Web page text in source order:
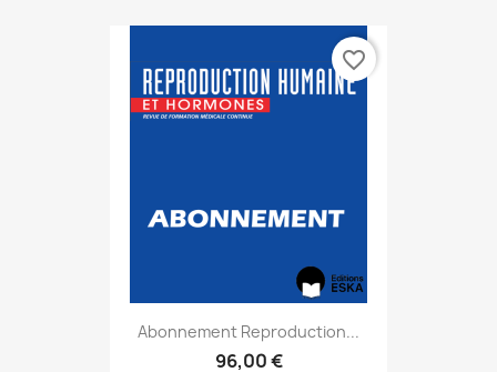
Abonnement Reproduction...
96,00 €
favorite_border